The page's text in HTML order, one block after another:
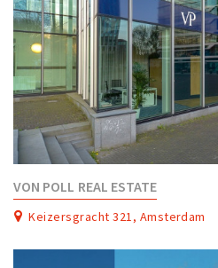
VON POLL REAL ESTATE
Keizersgracht 321, Amsterdam